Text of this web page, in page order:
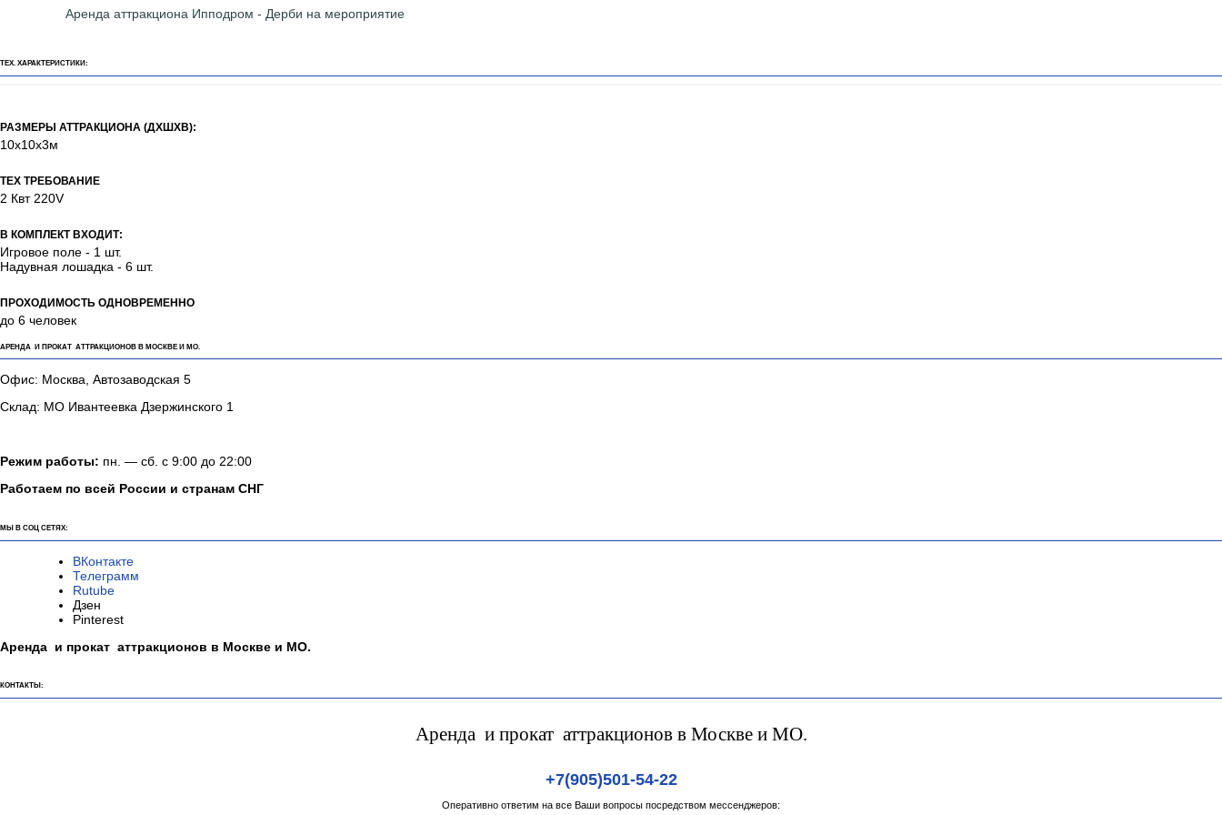
Аренда аттракциона Ипподром - Дерби на мероприятие
ТЕХ. ХАРАКТЕРИСТИКИ:
РАЗМЕРЫ АТТРАКЦИОНА (ДХШХВ):
10х10х3м
ТЕХ ТРЕБОВАНИЕ
2 Квт 220V
В КОМПЛЕКТ ВХОДИТ:
Игровое поле - 1 шт.
Надувная лошадка - 6 шт.
ПРОХОДИМОСТЬ ОДНОВРЕМЕННО
до 6 человек
АРЕНДА И ПРОКАТ АТТРАКЦИОНОВ В МОСКВЕ И МО.
Офис: Москва, Автозаводская 5
Склад: МО Ивантеевка Дзержинского 1
Режим работы: пн. — сб. с 9:00 до 22:00
Работаем по всей России и странам СНГ
МЫ В СОЦ СЕТЯХ:
ВКонтакте
Телеграмм
Rutube
Дзен
Pinterest
Аренда и прокат аттракционов в Москве и МО.
КОНТАКТЫ:
Аренда и прокат аттракционов в Москве и МО.
+7(905)501-54-22
Оперативно ответим на все Ваши вопросы посредством мессенджеров: